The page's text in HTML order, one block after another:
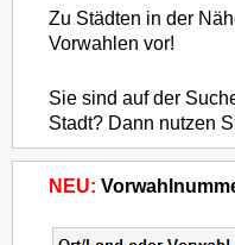
Zu Städten in der
Vorwahlen vor!
Sie sind auf der
Stadt? Dann nutzen
NEU: